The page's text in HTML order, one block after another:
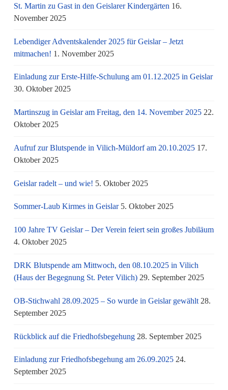
St. Martin zu Gast in den Geislarer Kindergärten 16.
November 2025
Lebendiger Adventskalender 2025 für Geislar – Jetzt
mitmachen! 1. November 2025
Einladung zur Erste-Hilfe-Schulung am 01.12.2025 in Geislar
30. Oktober 2025
Martinszug in Geislar am Freitag, den 14. November 2025 22.
Oktober 2025
Aufruf zur Blutspende in Vilich-Müldorf am 20.10.2025 17.
Oktober 2025
Geislar radelt – und wie! 5. Oktober 2025
Sommer-Laub Kirmes in Geislar 5. Oktober 2025
100 Jahre TV Geislar – Der Verein feiert sein großes Jubiläum
4. Oktober 2025
DRK Blutspende am Mittwoch, den 08.10.2025 in Vilich
(Haus der Begegnung St. Peter Vilich) 29. September 2025
OB-Stichwahl 28.09.2025 – So wurde in Geislar gewählt 28.
September 2025
Rückblick auf die Friedhofsbegehung 28. September 2025
Einladung zur Friedhofsbegehung am 26.09.2025 24.
September 2025